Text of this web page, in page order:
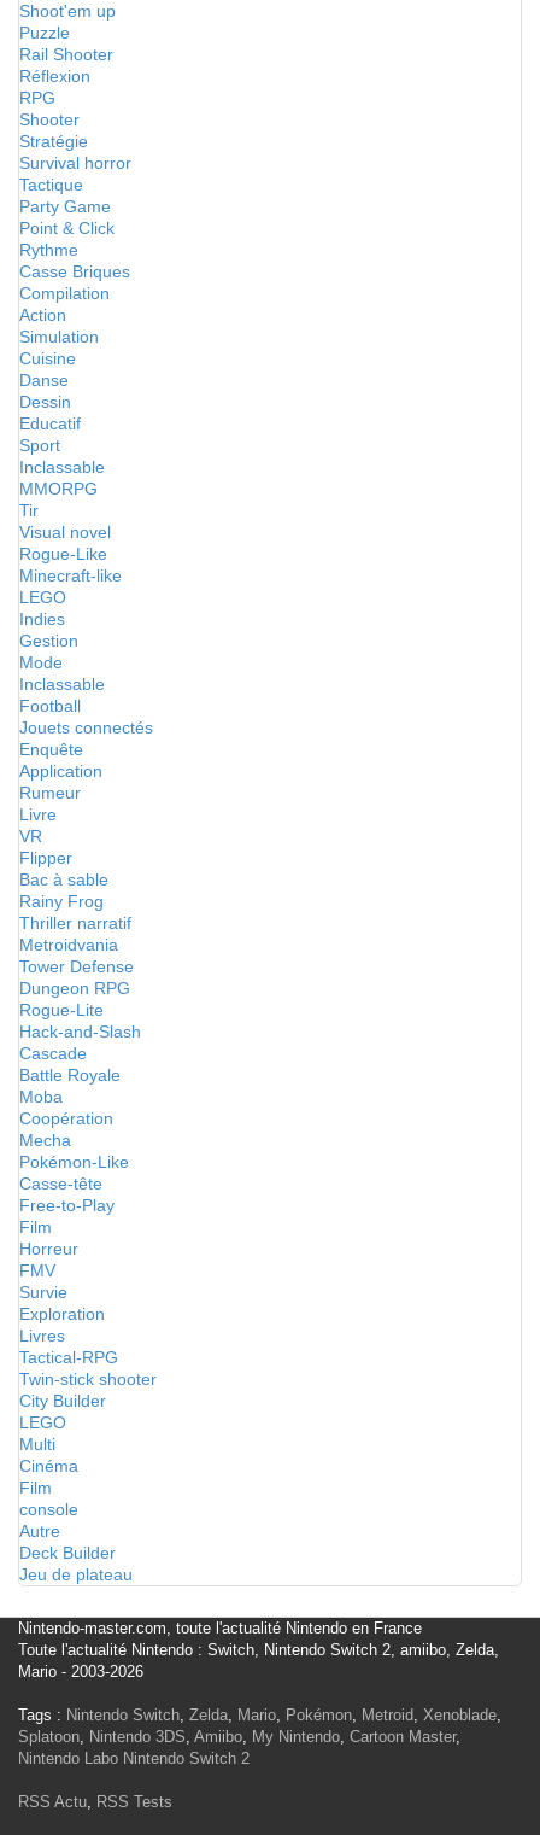
Shoot'em up
Puzzle
Rail Shooter
Réflexion
RPG
Shooter
Stratégie
Survival horror
Tactique
Party Game
Point & Click
Rythme
Casse Briques
Compilation
Action
Simulation
Cuisine
Danse
Dessin
Educatif
Sport
Inclassable
MMORPG
Tir
Visual novel
Rogue-Like
Minecraft-like
LEGO
Indies
Gestion
Mode
Inclassable
Football
Jouets connectés
Enquête
Application
Rumeur
Livre
VR
Flipper
Bac à sable
Rainy Frog
Thriller narratif
Metroidvania
Tower Defense
Dungeon RPG
Rogue-Lite
Hack-and-Slash
Cascade
Battle Royale
Moba
Coopération
Mecha
Pokémon-Like
Casse-tête
Free-to-Play
Film
Horreur
FMV
Survie
Exploration
Livres
Tactical-RPG
Twin-stick shooter
City Builder
LEGO
Multi
Cinéma
Film
console
Autre
Deck Builder
Jeu de plateau
Nintendo-master.com, toute l'actualité Nintendo en France
Toute l'actualité Nintendo : Switch, Nintendo Switch 2, amiibo, Zelda,
Mario - 2003-2026
Tags : Nintendo Switch, Zelda, Mario, Pokémon, Metroid, Xenoblade,
Splatoon, Nintendo 3DS, Amiibo, My Nintendo, Cartoon Master,
Nintendo Labo Nintendo Switch 2
RSS Actu, RSS Tests